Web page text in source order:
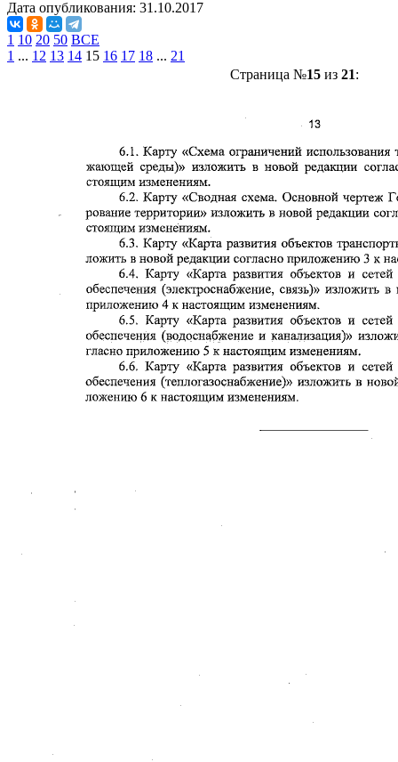
Дата опубликования: 31.10.2017
1 10 20 50 ВСЕ
1 ... 12 13 14 15 16 17 18 ... 21
Страница №15из 21: